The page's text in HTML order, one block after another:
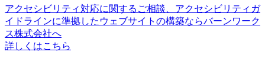
アクセシビリティ対応に関するご相談、アクセシビリティガ
イドラインに準拠したウェブサイトの構築ならバーンワーク
ス株式会社へ
詳しくはこちら